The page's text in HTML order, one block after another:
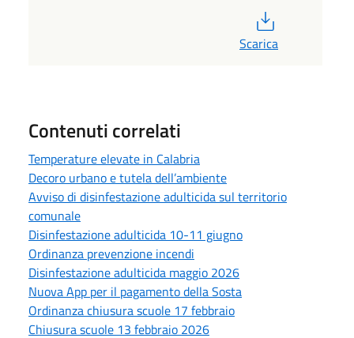
Scarica
Contenuti correlati
Temperature elevate in Calabria
Decoro urbano e tutela dell’ambiente
Avviso di disinfestazione adulticida sul territorio
comunale
Disinfestazione adulticida 10-11 giugno
Ordinanza prevenzione incendi
Disinfestazione adulticida maggio 2026
Nuova App per il pagamento della Sosta
Ordinanza chiusura scuole 17 febbraio
Chiusura scuole 13 febbraio 2026